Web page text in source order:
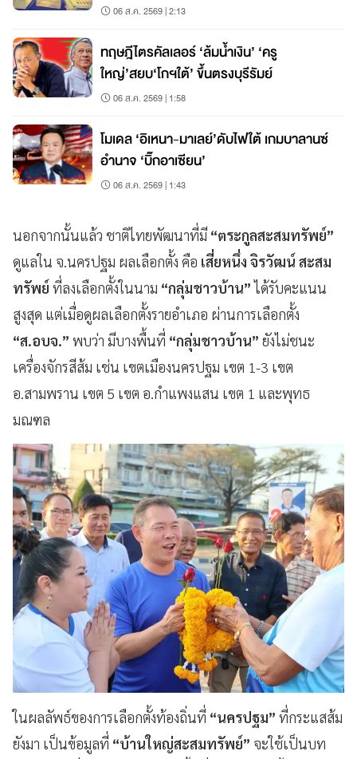
06 ส.ค. 2569 | 2:13
ทฤษฎีไตรคัลเลอร์ ‘ล้มน้ำเงิน’ ‘ครู
ใหญ่’สยบ‘โกฯใต้’ ขึ้นตรงบุรีรัมย์
06 ส.ค. 2569 | 1:58
โมเดล ‘อิเหนา-มาเลย์’ดับไฟใต้ เกมบาลานซ์
อำนาจ ‘บิ๊กอาเซียน’
06 ส.ค. 2569 | 1:43
นอกจากนั้นแล้ว ชาติไทยพัฒนาที่มี “ตระกูลสะสมทรัพย์”
ดูแลใน จ.นครปฐม ผลเลือกตั้ง คือ เสี่ยหนึ่ง จิรวัฒน์ สะสม
ทรัพย์ ที่ลงเลือกตั้งในนาม “กลุ่มชาวบ้าน”ได้รับคะแนน
สูงสุด แต่เมื่อดูผลเลือกตั้งรายอำเภอ ผ่านการเลือกตั้ง
“ส.อบจ.” พบว่า มีบางพื้นที่ “กลุ่มชาวบ้าน” ยังไม่ชนะ
เครื่องจักรสีส้ม เช่น เขตเมืองนครปฐม เขต 1-3 เขต
อ.สามพราน เขต 5 เขต อ.กำแพงแสน เขต 1 และพุทธ
มณฑล
ในผลลัพธ์ของการเลือกตั้งท้องถิ่นที่ “นครปฐม” ที่กระแสส้ม
ยังมา เป็นข้อมูลที่ “บ้านใหญ่สะสมทรัพย์” จะใช้เป็นบท